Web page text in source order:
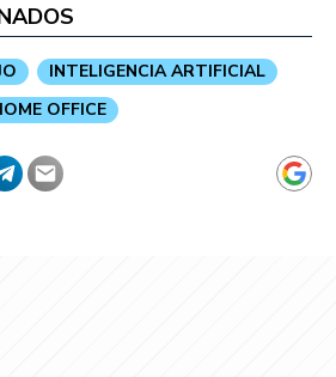
INTELIGENCIA ARTIFICIAL
OFFICE